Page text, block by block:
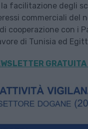
facilitazione degli
commerciali del
cooperazione con i
di Tunisia ed